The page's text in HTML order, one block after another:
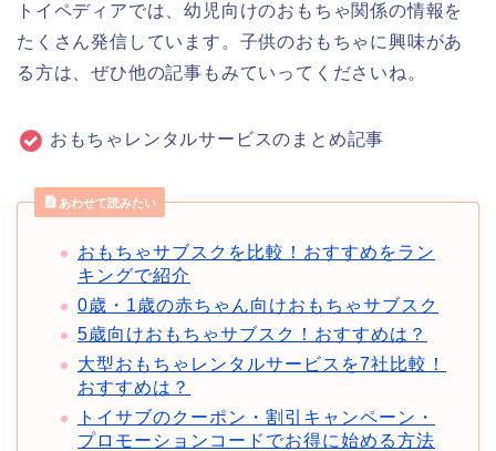
トイペディアでは、幼児向けのおもちゃ関係の情報を
たくさん発信しています。子供のおもちゃに興味があ
る方は、ぜひ他の記事もみていってくださいね。
おもちゃレンタルサービスのまとめ記事
あわせて読みたい
おもちゃサブスクを比較！おすすめをラン
キングで紹介
0歳・1歳の赤ちゃん向けおもちゃサブスク
5歳向けおもちゃサブスク！おすすめは？
大型おもちゃレンタルサービスを7社比較！
おすすめは？
トイサブのクーポン・割引キャンペーン・
プロモーションコードでお得に始める方法